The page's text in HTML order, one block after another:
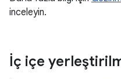
inceleyin.
İç içe